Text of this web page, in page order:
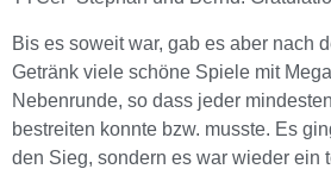
Bis es soweit war, gab es aber nach
Getränk viele schöne Spiele mit
Nebenrunde, so dass jeder
bestreiten konnte bzw. musste. Es
den Sieg, sondern es war wieder ein